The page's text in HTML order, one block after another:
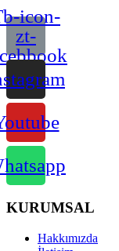
icon-
zt-
KURUMSAL
Hakkımızda